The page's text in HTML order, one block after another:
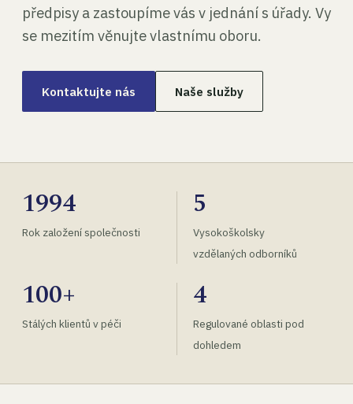
předpisy a zastoupíme vás v jednání s úřady. Vy
se mezitím věnujte vlastnímu oboru.
Kontaktujte nás Naše služby
1994
Rok založení společnosti
5
Vysokoškolsky
vzdělaných odborníků
100+
Stálých klientů v péči
4
Regulované oblasti pod
dohledem